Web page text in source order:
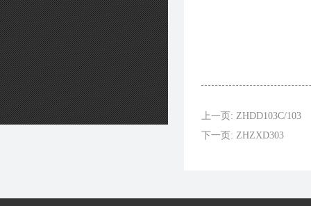
上一页: ZHDD103C/103
下一页: ZHZXD303